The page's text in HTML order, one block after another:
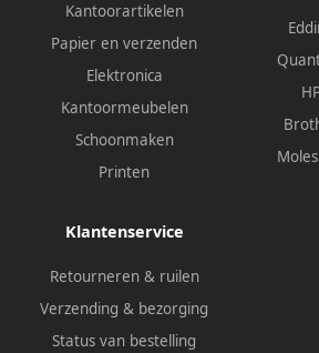
Kantoorartikelen
Papier en verzenden
Elektronica
Kantoormeubelen
Schoonmaken
Printen
Klantenservice
Retourneren & ruilen
Verzending & bezorging
Status van bestelling